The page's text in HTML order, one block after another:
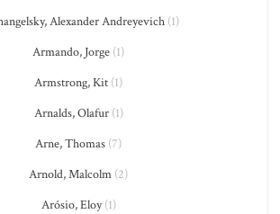
Alexander Andreyevich(1)
Armando, Jorge (1)
Armstrong, Kit (1)
Arnalds, Olafur(1)
Arne, Thomas (7)
Arnold, Malcolm (2)
Arósio, Eloy(1)